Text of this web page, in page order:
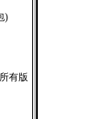
)
有版